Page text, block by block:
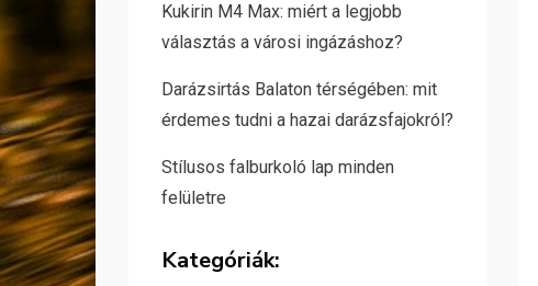
Kukirin M4 Max: miért a legjobb
választás a városi ingázáshoz?
Darázsirtás Balaton térségében: mit
érdemes tudni a hazai darázsfajokról?
Stílusos falburkoló lap minden
felületre
Kategóriák: